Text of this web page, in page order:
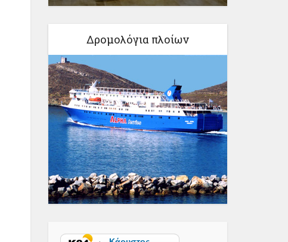
Δρομολόγια πλοίων